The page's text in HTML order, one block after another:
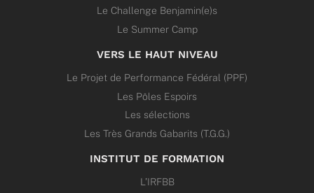
Le Challenge Benjamin(e)s
Le Summer Camp
VERS LE HAUT NIVEAU
Le Projet de Performance Fédéral (PPF)
Les Pôles Espoirs
Les sélections
Les Très Grands Gabarits (T.G.G.)
INSTITUT DE FORMATION
L’IRFBB